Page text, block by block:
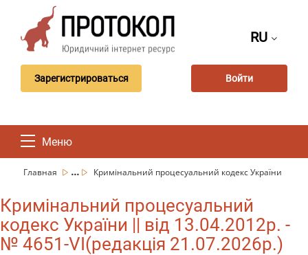
RU
Зарегистрироваться Войти
Меню
Главная ... Кримінальний процесуальний кодекс України
Кримінальний процесуальний
кодекс України || від 13.04.2012р. -
№ 4651-VI(редакція 21.07.2026р.)